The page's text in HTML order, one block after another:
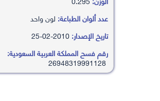
عدد ألوان الطباعة: لون واحد
تاريخ الإصدار:
رقم فسح المملكة العربية السعودية:
26948319991128